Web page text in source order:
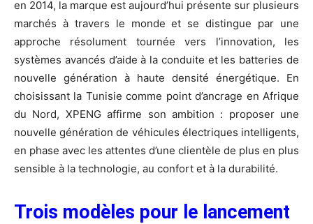
en 2014, la marque est aujourd’hui présente sur plusieurs
marchés à travers le monde et se distingue par une
approche résolument tournée vers l’innovation, les
systèmes avancés d’aide à la conduite et les batteries de
nouvelle génération à haute densité énergétique. En
choisissant la Tunisie comme point d’ancrage en Afrique
du Nord, XPENG affirme son ambition : proposer une
nouvelle génération de véhicules électriques intelligents,
en phase avec les attentes d’une clientèle de plus en plus
sensible à la technologie, au confort et à la durabilité.
Trois modèles pour le lancement